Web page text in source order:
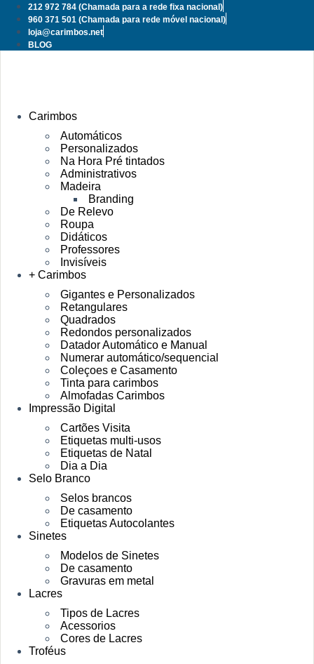
Pular
para
conteúdo
212 972 784 (Chamada para a rede fixa nacional)
960 371 501 (Chamada para rede móvel nacional)
loja@carimbos.net
BLOG
Carimbos
Automáticos
Personalizados
Na Hora Pré tintados
Administrativos
Madeira
Branding
De Relevo
Roupa
Didáticos
Professores
Invisíveis
+ Carimbos
Gigantes e Personalizados
Retangulares
Quadrados
Redondos personalizados
Datador Automático e Manual
Numerar automático/sequencial
Coleçoes e Casamento
Tinta para carimbos
Almofadas Carimbos
Impressão Digital
Cartões Visita
Etiquetas multi-usos
Etiquetas de Natal
Dia a Dia
Selo Branco
Selos brancos
De casamento
Etiquetas Autocolantes
Sinetes
Modelos de Sinetes
De casamento
Gravuras em metal
Lacres
Tipos de Lacres
Acessorios
Cores de Lacres
Troféus